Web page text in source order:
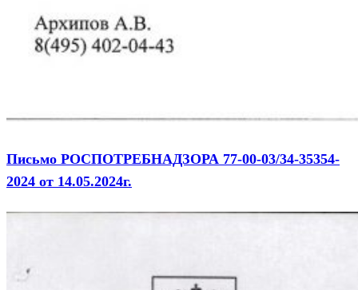
Письмо РОСПОТРЕБНАДЗОРА 77-00-03/34-35354-
2024 от 14.05.2024г.